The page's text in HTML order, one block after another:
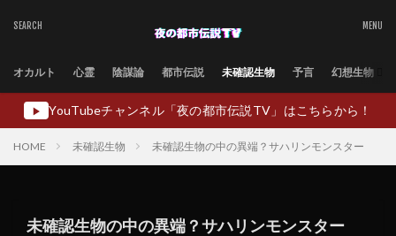
オカルト 心霊 陰謀論 都市伝説 未確認生物 予言 幻想生物
▶ YouTubeチャンネル「夜の都市伝説TV」はこちらから！
HOME 未確認生物 未確認生物の中の異端？サハリンモンスター
未確認生物の中の異端？サハリンモンスター